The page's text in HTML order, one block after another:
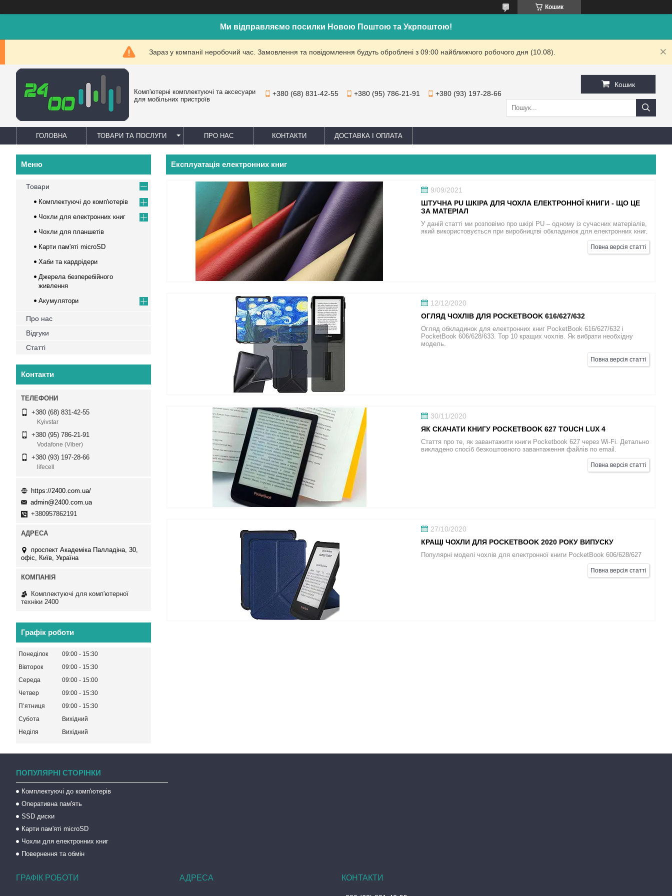
Кошик
Ми відправляємо посилки Новою Поштою та Укрпоштою!
Зараз у компанії неробочий час. Замовлення та повідомлення будуть оброблені з 09:00 найближчого робочого дня (10.08).
Комп'ютерні комплектуючі та аксесуари
для мобільних пристроїв
+380 (68) 831-42-55 +380 (95) 786-21-91 +380 (93) 197-28-66
Кошик
ГОЛОВНА ТОВАРИ ТА ПОСЛУГИ ПРО НАС КОНТАКТИ ДОСТАВКА І ОПЛАТА
Експлуатація електронних книг
9/09/2021
ШТУЧНА PU ШКІРА ДЛЯ ЧОХЛА ЕЛЕКТРОННОЇ КНИГИ - ЩО ЦЕ
ЗА МАТЕРІАЛ
У даній статті ми розповімо про шкірі PU – одному із сучасних матеріалів,
який використовується при виробництві обкладинок для електронних книг.
Повна версія статті
12/12/2020
ОГЛЯД ЧОХЛІВ ДЛЯ POCKETBOOK 616/627/632
Огляд обкладинок для електронних книг PocketBook 616/627/632 і
PocketBook 606/628/633. Top 10 кращих чохлів. Як вибрати необхідну
модель.
Повна версія статті
30/11/2020
ЯК СКАЧАТИ КНИГУ POCKETBOOK 627 TOUCH LUX 4
Стаття про те, як завантажити книги Pocketbook 627 через Wi-Fi. Детально
викладено спосіб безкоштовного завантаження файлів по email.
Повна версія статті
27/10/2020
КРАЩІ ЧОХЛИ ДЛЯ POCKETBOOK 2020 РОКУ ВИПУСКУ
Популярні моделі чохлів для електронної книги PocketBook 606/628/627
Повна версія статті
Товари
Комплектуючі до комп'ютерів
Чохли для електронних книг
Чохли для планшетів
Карти пам'яті microSD
Хаби та кардрідери
Джерела безперебійного
живлення
Акумулятори
Про нас
Відгуки
Статті
Контакти
+380 (68) 831-42-55
Kyivstar
+380 (95) 786-21-91
Vodafone (Viber)
+380 (93) 197-28-66
lifecell
https://2400.com.ua/
admin@2400.com.ua
+380957862191
проспект Академіка Палладіна, 30,
офіс, Київ, Україна
Комплектуючі для комп'ютерної
техніки 2400
Графік роботи
Понеділок 09:00
15:30
Вівторок
09:00
15:30
Середа
09:00
15:00
Четвер
09:00
15:30
Пʼятниця
09:00
15:30
Субота
Вихідний
Неділя
Вихідний
ПОПУЛЯРНІ СТОРІНКИ
Комплектуючі до комп'ютерів
Оперативна пам'ять
SSD диски
Карти пам'яті microSD
Чохли для електронних книг
Повернення та обмін
ГРАФІК РОБОТИ